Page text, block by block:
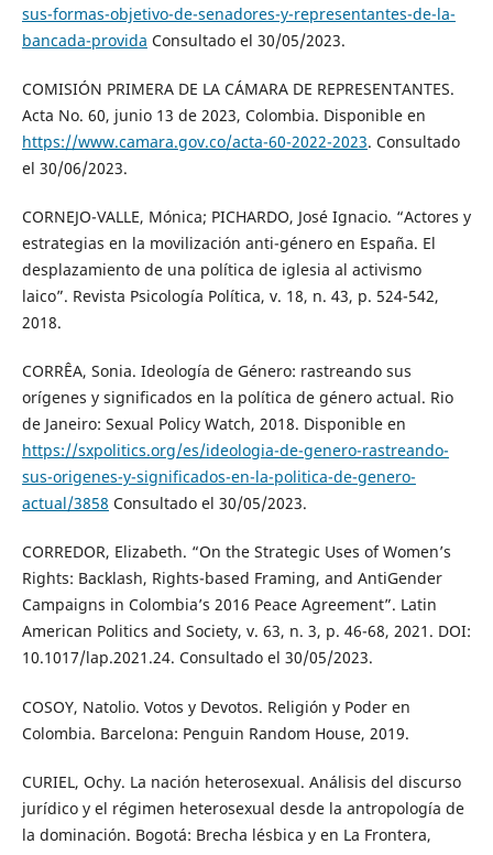
sus-formas-objetivo-de-senadores-y-representantes-de-la-
bancada-provida Consultado el 30/05/2023.
COMISIÓN PRIMERA DE LA CÁMARA DE REPRESENTANTES.
Acta No. 60, junio 13 de 2023, Colombia. Disponible en
https://www.camara.gov.co/acta-60-2022-2023. Consultado
el 30/06/2023.
CORNEJO-VALLE, Mónica; PICHARDO, José Ignacio. “Actores y
estrategias en la movilización anti-género en España. El
desplazamiento de una política de iglesia al activismo
laico”. Revista Psicología Política, v. 18, n. 43, p. 524-542,
2018.
CORRÊA, Sonia. Ideología de Género: rastreando sus
orígenes y significados en la política de género actual. Rio
de Janeiro: Sexual Policy Watch, 2018. Disponible en
https://sxpolitics.org/es/ideologia-de-genero-rastreando-
sus-origenes-y-significados-en-la-politica-de-genero-
actual/3858 Consultado el 30/05/2023.
CORREDOR, Elizabeth. “On the Strategic Uses of Women’s
Rights: Backlash, Rights-based Framing, and AntiGender
Campaigns in Colombia’s 2016 Peace Agreement”. Latin
American Politics and Society, v. 63, n. 3, p. 46-68, 2021. DOI:
10.1017/lap.2021.24. Consultado el 30/05/2023.
COSOY, Natolio. Votos y Devotos. Religión y Poder en
Colombia. Barcelona: Penguin Random House, 2019.
CURIEL, Ochy. La nación heterosexual. Análisis del discurso
jurídico y el régimen heterosexual desde la antropología de
la dominación. Bogotá: Brecha lésbica y en La Frontera,